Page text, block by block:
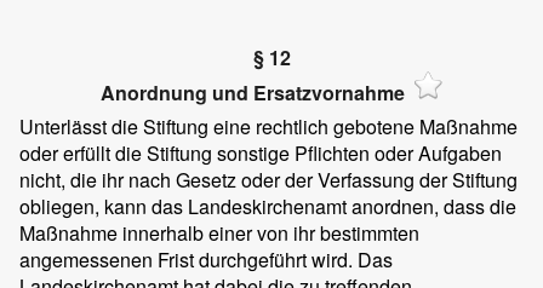
§ 12
Anordnung und Ersatzvornahme
Unterlässt die Stiftung eine rechtlich gebotene Maßnahme
oder erfüllt die Stiftung sonstige Pflichten oder Aufgaben
nicht, die ihr nach Gesetz oder der Verfassung der Stiftung
obliegen, kann das Landeskirchenamt anordnen, dass die
Maßnahme innerhalb einer von ihr bestimmten
angemessenen Frist durchgeführt wird. Das